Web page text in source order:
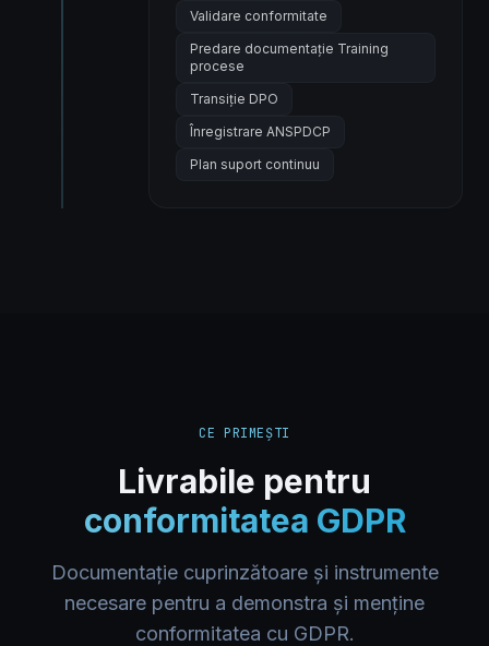
Validare conformitate
Predare documentație Training
procese
Transiție DPO
Înregistrare ANSPDCP
Plan suport continuu
CE PRIMEȘTI
Livrabile pentru
conformitatea GDPR
Documentație cuprinzătoare și instrumente
necesare pentru a demonstra și menține
conformitatea cu GDPR.